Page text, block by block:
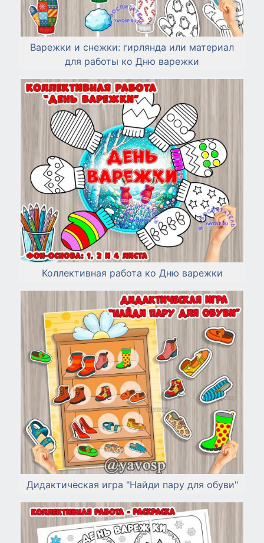
Варежки и снежки: гирлянда или материал
для работы ко Дню варежки
Коллективная работа ко Дню варежки
Дидактическая игра "Найди пару для обуви"